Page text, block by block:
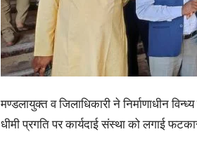
मण्डलायुक्त व जिलाधिकारी ने निर्माणाधीन
धीमी प्रगति पर कार्यदाई संस्था को लगाई